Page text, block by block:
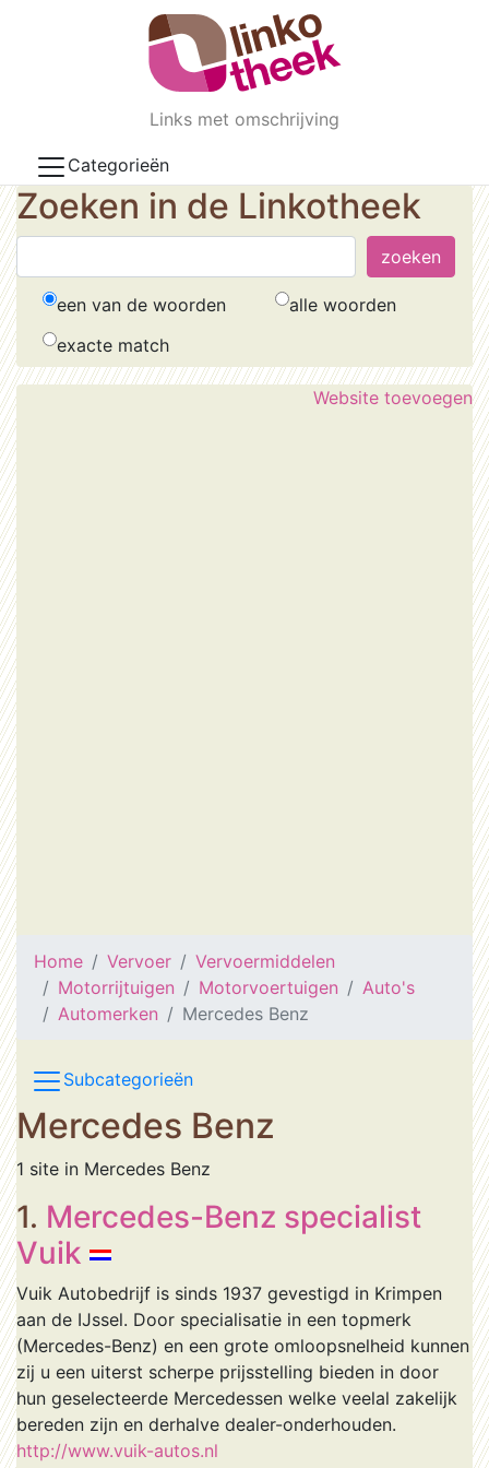
Skip to main content
Links met omschrijving
Categorieën
Zoeken in de Linkotheek
een van de woorden
alle woorden
exacte match
Website toevoegen
Home Vervoer
Vervoermiddelen
Motorrijtuigen
Motorvoertuigen
Auto's
Automerken
Mercedes Benz
Subcategorieën
Mercedes Benz
1 site in Mercedes Benz
1. Mercedes-Benz specialist
Vuik
Vuik Autobedrijf is sinds 1937 gevestigd in Krimpen
aan de IJssel. Door specialisatie in een topmerk
(Mercedes-Benz) en een grote omloopsnelheid kunnen
zij u een uiterst scherpe prijsstelling bieden in door
hun geselecteerde Mercedessen welke veelal zakelijk
bereden zijn en derhalve dealer-onderhouden.
http://www.vuik-autos.nl